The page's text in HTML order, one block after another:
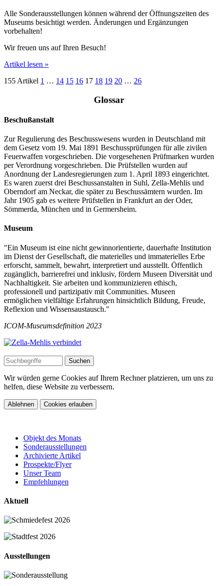
Alle Sonderausstellungen können während der Öffnungszeiten des
Museums besichtigt werden. Änderungen und Ergänzungen
vorbehalten!
Wir freuen uns auf Ihren Besuch!
Artikel lesen »
155 Artikel 1 … 14 15 16 17 18 19 20 … 26
Glossar
Beschußanstalt
Zur Regulierung des Beschusswesens wurden in Deutschland mit
dem Gesetz vom 19. Mai 1891 Beschussprüfungen für alle zivilen
Feuerwaffen vorgeschrieben. Die vorgesehenen Prüfmarken wurden
per Verordnung vorgeschrieben. Die Prüfstellen wurden auf
Anordnung der Landesregierungen zum 1. April 1893 eingerichtet.
Es waren zuerst drei Beschussanstalten in Suhl, Zella-Mehlis und
Oberndorf am Neckar, die später zu Beschussämtern wurden. Im
Jahr 1905 gab es weitere Prüfstellen in Frankfurt an der Oder,
Sömmerda, München und in Germersheim.
Museum
"Ein Museum ist eine nicht gewinnorientierte, dauerhafte Institution
im Dienst der Gesellschaft, die materielles und immaterielles Erbe
erforscht, sammelt, bewahrt, interpretiert und ausstellt. Öffentlich
zugänglich, barrierefrei und inklusiv, fördern Museen Diversität und
Nachhaltigkeit. Sie arbeiten und kommunizieren ethisch,
professionell und partizipativ mit Communities. Museen
ermöglichen vielfältige Erfahrungen hinsichtlich Bildung, Freude,
Reflexion und Wissensaustausch."
ICOM-Museumsdefinition 2023
Wir würden gerne Cookies auf Ihrem Rechner platzieren, um uns zu
helfen, diese Website zu verbessern.
Ablehnen Cookies erlauben
Objekt des Monats
Sonderausstellungen
Archivierte Artikel
Prospekte/Flyer
Unser Team
Empfehlungen
Aktuell
Ausstellungen